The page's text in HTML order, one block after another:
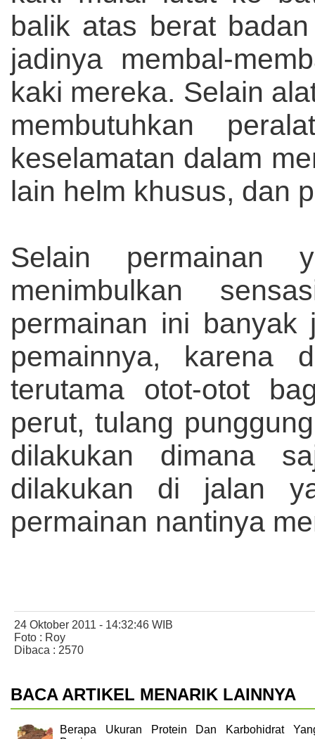
balik atas berat
jadinya membal-
kaki mereka. Selain
membutuhkan
keselamatan dalam
lain helm khusus, dan
Selain permainan
menimbulkan
permainan ini banyak
pemainnya, karena
terutama otot-otot
perut, tulang
dilakukan dimana
dilakukan di jalan
permainan nantinya
24 Oktober 2011 - 14:32:46 WIB
Foto : Roy
Dibaca : 2570
BACA ARTIKEL MENARIK LAINNYA
Berapa Ukuran Protein Dan Karbohidrat